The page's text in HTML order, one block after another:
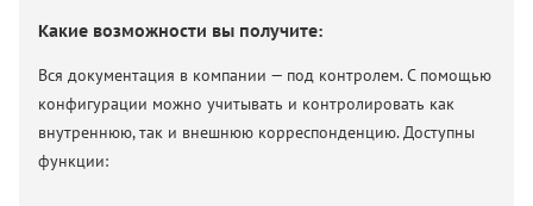
Какие возможности вы получите:
Вся документация в компании — под контролем. С помощью
конфигурации можно учитывать и контролировать как
внутреннюю, так и внешнюю корреспонденцию. Доступны
функции: